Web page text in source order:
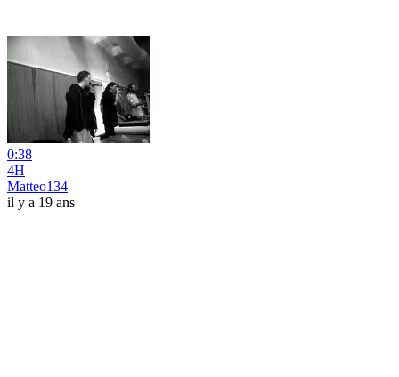
0:38
4H
Matteo134
il y a 19 ans